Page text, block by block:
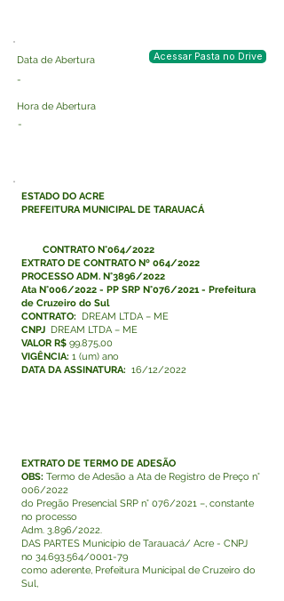
Data de Abertura
Acessar Pasta no Drive
-
Hora de Abertura
-
ESTADO DO ACRE
PREFEITURA MUNICIPAL DE TARAUACÁ
CONTRATO N°064/2022
EXTRATO DE CONTRATO Nº 064/2022
PROCESSO ADM. N°3896/2022
Ata N°006/2022 - PP SRP N°076/2021 - Prefeitura
de Cruzeiro do Sul
CONTRATO: DREAM LTDA – ME
CNPJ DREAM LTDA – ME
VALOR R$ 99.875,00
VIGÊNCIA: 1 (um) ano
DATA DA ASSINATURA: 16/12/2022
EXTRATO DE TERMO DE ADESÃO
OBS: Termo de Adesão a Ata de Registro de Preço n°
006/2022
do Pregão Presencial SRP n° 076/2021 –, constante
no processo
Adm. 3.896/2022.
DAS PARTES Município de Tarauacá/ Acre - CNPJ
no 34.693.564/0001-79
como aderente, Prefeitura Municipal de Cruzeiro do
Sul,